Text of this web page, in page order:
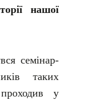
нашої
семінар-
таких
у